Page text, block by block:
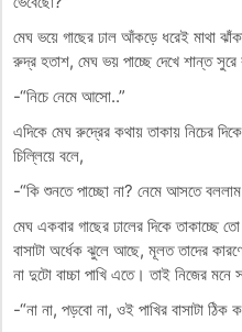
মেঘ ভয়ে গাছের ঢাল আঁকড়ে ধরেই মাথা
রুদ্র হতাশ, মেঘ ভয় পাচ্ছে দেখে শান্ত
-“নিচে নেমে আসো..”
এদিকে মেঘ রুদ্রের কথায় তাকায় নিচের
চিল্লিয়ে বলে,
-“কি শুনতে পাচ্ছো না? নেমে আসতে
মেঘ একবার গাছের ঢালের দিকে তাকাচ্ছে
বাসাটা অর্ধেক ঝুলে আছে, মূলত তাদের
না দুটো বাচ্চা পাখি এতে। তাই নিজের মনে
-“না না, পড়বো না, ওই পাখির বাসাটা ঠিক